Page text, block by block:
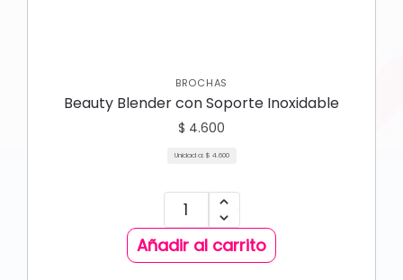
BROCHAS
Beauty Blender con Soporte Inoxidable
$ 4.600
Unidad a: $ 4.600
Añadir al carrito